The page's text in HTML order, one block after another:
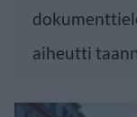
aiheutti